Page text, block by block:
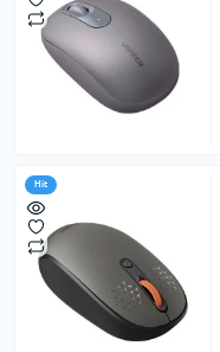
Hit